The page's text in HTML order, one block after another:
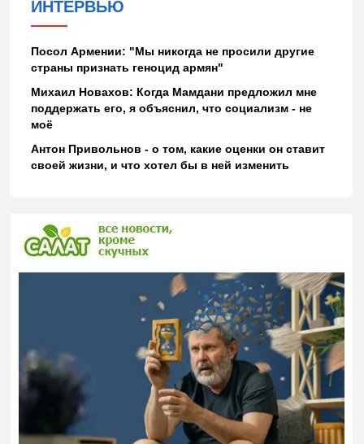
ИНТЕРВЬЮ
Посол Армении: "Мы никогда не просили другие
страны признать геноцид армян"
Михаил Новахов: Когда Мамдани предложил мне
поддержать его, я объяснил, что социализм - не
моё
Антон Привольнов - о том, какие оценки он ставит
своей жизни, и что хотел бы в ней изменить